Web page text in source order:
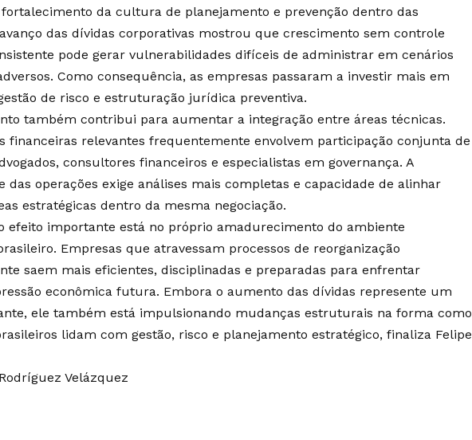
da cultura de planejamento e prevenção dentro das
das dívidas corporativas mostrou que crescimento sem controle
pode gerar vulnerabilidades difíceis de administrar em cenários
Como consequência, as empresas passaram a investir mais em
de risco e estruturação jurídica preventiva.
também contribui para aumentar a integração entre áreas técnicas.
financeiras relevantes frequentemente envolvem participação conjunta de
consultores financeiros e especialistas em governança. A
das operações exige análises mais completas e capacidade de alinhar
estratégicas dentro da mesma negociação.
efeito importante está no próprio amadurecimento do ambiente
Empresas que atravessam processos de reorganização
saem mais eficientes, disciplinadas e preparadas para enfrentar
econômica futura. Embora o aumento das dívidas represente um
ele também está impulsionando mudanças estruturais na forma como
lidam com gestão, risco e planejamento estratégico, finaliza Felipe
Velázquez